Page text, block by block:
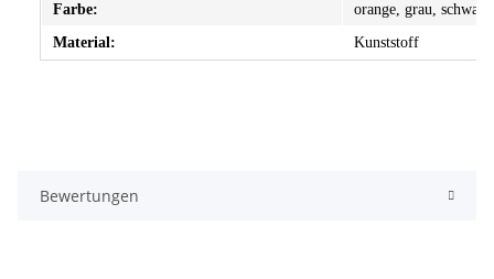
Farbe:
orange, grau, schwarz
Material:
Kunststoff
Bewertungen